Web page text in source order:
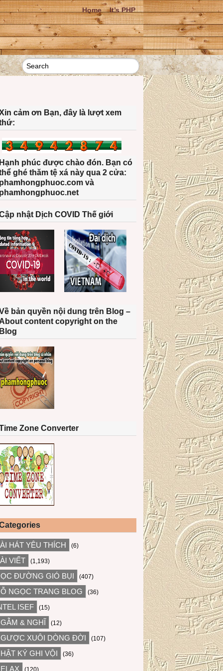
Home It’s PHP
cảm ơn Bạn, đây là lượt xem
phúc được chào đón. Bạn có
ghé thăm tệ xá này qua 2 cửa:
và
nhật Dịch COVID Thế giới
bản quyền nội dung trên Blog –
content copyright on the
Zone Converter
HÁT YÊU THÍCH (6)
VIẾT (1,193)
ĐƯỜNG GIÓ BỤI (407)
NGỌC TRANG BLOG (36)
ISEF (15)
& NGHĨ (12)
XUÔI DÒNG ĐỜI (107)
KÝ GHI VỘI (36)
(120)